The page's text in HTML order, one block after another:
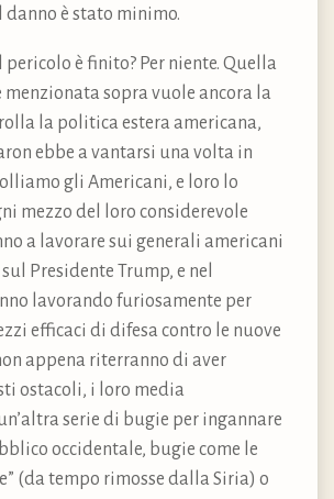
danno è stato minimo.
pericolo è finito? Per niente. Quella
menzionata sopra vuole ancora la
la politica estera americana,
ebbe a vantarsi una volta in
gli Americani, e loro lo
mezzo del loro considerevole
a lavorare sui generali americani
Presidente Trump, e nel
lavorando furiosamente per
efficaci di difesa contro le nuove
appena riterranno di aver
ostacoli, i loro media
serie di bugie per ingannare
occidentale, bugie come le
(da tempo rimosse dalla Siria) o